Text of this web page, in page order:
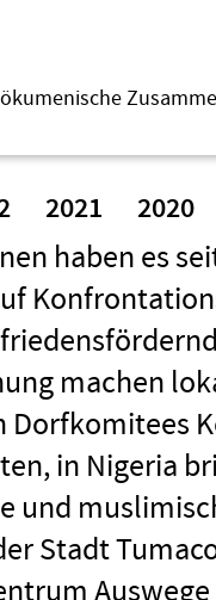
haben es
machen
Dorfkomitees
in Nigeria
und
Stadt
2021 2020